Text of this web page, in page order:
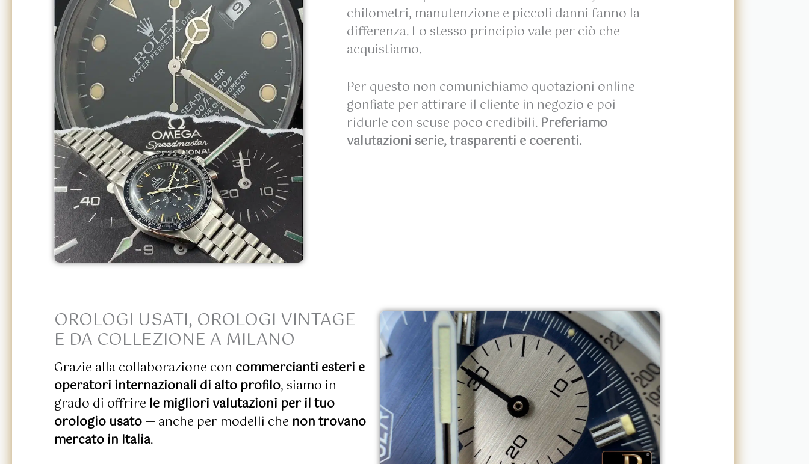
chilometri, manutenzione e piccoli danni fanno la
differenza. Lo stesso principio vale per ciò che
acquistiamo.
Per questo non comunichiamo quotazioni online
gonfiate per attirare il cliente in negozio e poi
ridurle con scuse poco credibili. Preferiamo
valutazioni serie, trasparenti e coerenti.
OROLOGI USATI, OROLOGI VINTAGE
E DA COLLEZIONE A MILANO
Grazie alla collaborazione con commercianti esteri e
operatori internazionali di alto profilo, siamo in
grado di offrire le migliori valutazioni per il tuo
orologio usato— anche per modelli che non trovano
mercato in Italia.